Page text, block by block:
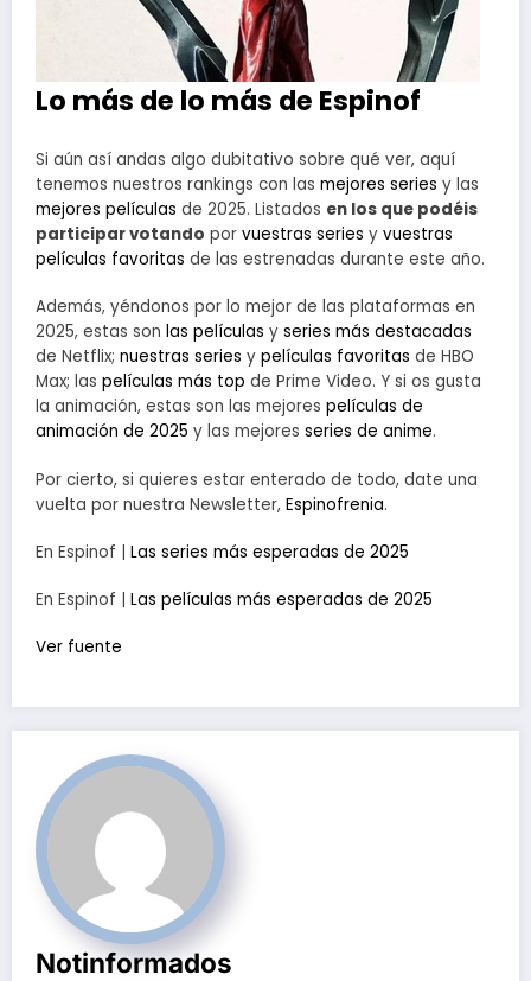
Lo más de lo más de Espinof
Si aún así andas algo dubitativo sobre qué ver, aquí
tenemos nuestros rankings con las mejores series y las
mejores películas de 2025. Listados en los que podéis
participar votando por vuestras series y vuestras
películas favoritas de las estrenadas durante este año.
Además, yéndonos por lo mejor de las plataformas en
2025, estas son las películas y series más destacadas
de Netflix; nuestras series y películas favoritas de HBO
Max; las películas más top de Prime Video. Y si os gusta
la animación, estas son las mejores películas de
animación de 2025 y las mejores series de anime.
Por cierto, si quieres estar enterado de todo, date una
vuelta por nuestra Newsletter, Espinofrenia.
En Espinof | Las series más esperadas de 2025
En Espinof | Las películas más esperadas de 2025
Ver fuente
Notinformados